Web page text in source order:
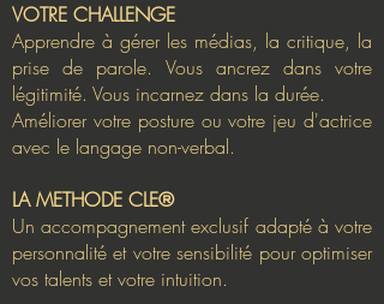
VOTRE CHALLENGE
Apprendre à gérer les médias, la critique, la
prise de parole. Vous ancrez dans votre
légitimité. Vous incarnez dans la durée.
Améliorer votre posture ou votre jeu d'actrice
avec le langage non-verbal.
LA METHODE CLE®
Un accompagnement exclusif adapté à votre
personnalité et votre sensibilité pour optimiser
vos talents et votre intuition.